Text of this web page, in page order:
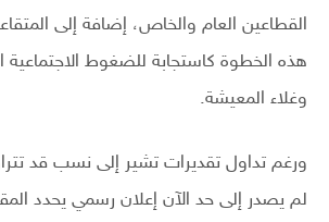
القطاعين العام والخاص، إضافة إلى
هذه الخطوة كاستجابة للضغوط الاجتماعية
وغلاء المعيشة.
لم يصدر إلى حد الآن إعلان رسمي يحدد